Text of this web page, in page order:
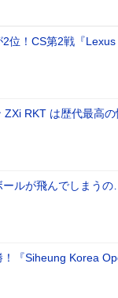
位！CS第2戦『
ZXi RKT は歴代最高
ルが飛んでしまう
『Siheung Korea